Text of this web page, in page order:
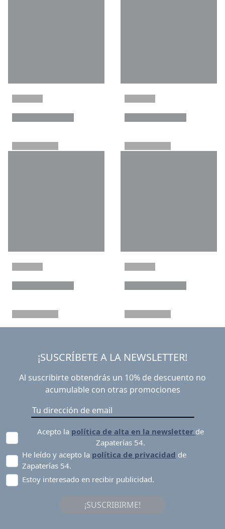
¡SUSCRÍBETE A LA NEWSLETTER!
Al suscribirte obtendrás un 10% de descuento no
acumulable con otras promociones
Acepto la política de alta en la newsletter de
Zapaterías 54.
He leído y acepto la política de privacidad de
Zapaterías 54.
Estoy interesado en recibir publicidad.
¡SUSCRIBIRME!